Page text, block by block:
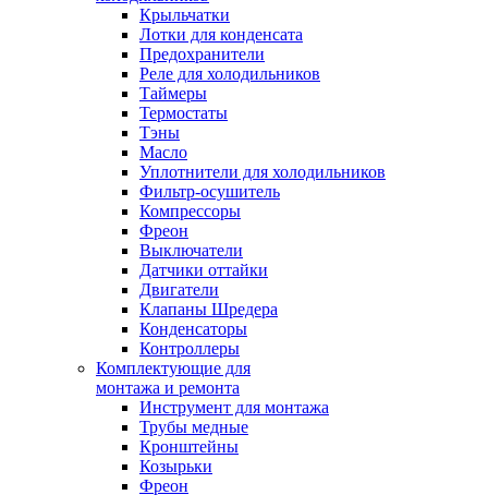
Крыльчатки
Лотки для конденсата
Предохранители
Реле для холодильников
Таймеры
Термостаты
Тэны
Масло
Уплотнители для холодильников
Фильтр-осушитель
Компрессоры
Фреон
Выключатели
Датчики оттайки
Двигатели
Клапаны Шредера
Конденсаторы
Контроллеры
Комплектующие для
монтажа и ремонта
Инструмент для монтажа
Трубы медные
Кронштейны
Козырьки
Фреон